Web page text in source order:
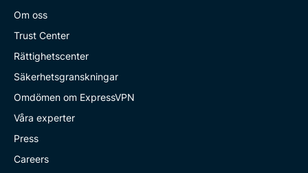
Om oss
Trust Center
Rättighetscenter
Säkerhetsgranskningar
Omdömen om ExpressVPN
Våra experter
Press
Careers